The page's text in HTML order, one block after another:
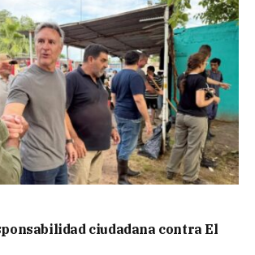
ciudadana contra El